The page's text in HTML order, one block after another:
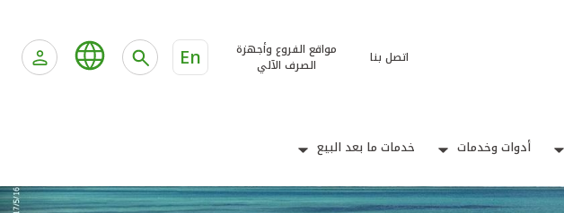
اتصل بنا
مواقع الفروع وأجهزة
الصرف الآلي
En
أدوات وخدمات خدمات ما بعد البيع